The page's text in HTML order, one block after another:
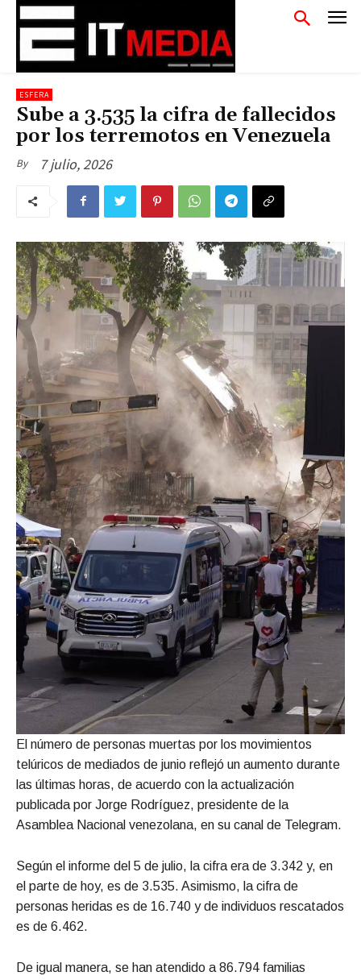
ESFERA
Sube a 3.535 la cifra de fallecidos
por los terremotos en Venezuela
By 7 julio, 2026
El número de personas muertas por los movimientos
telúricos de mediados de junio reflejó un aumento durante
las últimas horas, de acuerdo con la actualización
publicada por Jorge Rodríguez, presidente de la
Asamblea Nacional venezolana, en su canal de Telegram.
Según el informe del 5 de julio, la cifra era de 3.342 y, en
el parte de hoy, es de 3.535. Asimismo, la cifra de
personas heridas es de 16.740 y de individuos rescatados
es de 6.462.
De igual manera, se han atendido a 86.794 familias